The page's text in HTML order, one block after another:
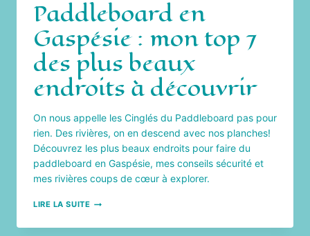
Paddleboard en
Gaspésie : mon top 7
des plus beaux
endroits à découvrir
On nous appelle les Cinglés du Paddleboard pas pour
rien. Des rivières, on en descend avec nos planches!
Découvrez les plus beaux endroits pour faire du
paddleboard en Gaspésie, mes conseils sécurité et
mes rivières coups de cœur à explorer.
LIRE LA SUITEPADDLEBOARD